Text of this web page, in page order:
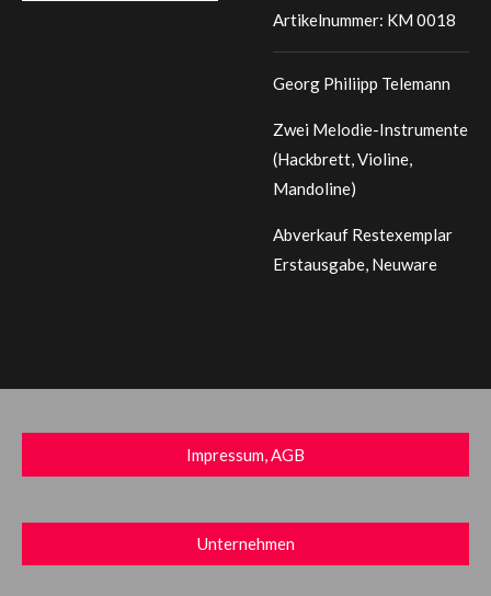
Artikelnummer: KM 0018
Georg Philiipp Telemann
Zwei Melodie-Instrumente
(Hackbrett, Violine,
Mandoline)
Abverkauf Restexemplar
Erstausgabe, Neuware
Impressum, AGB
Unternehmen